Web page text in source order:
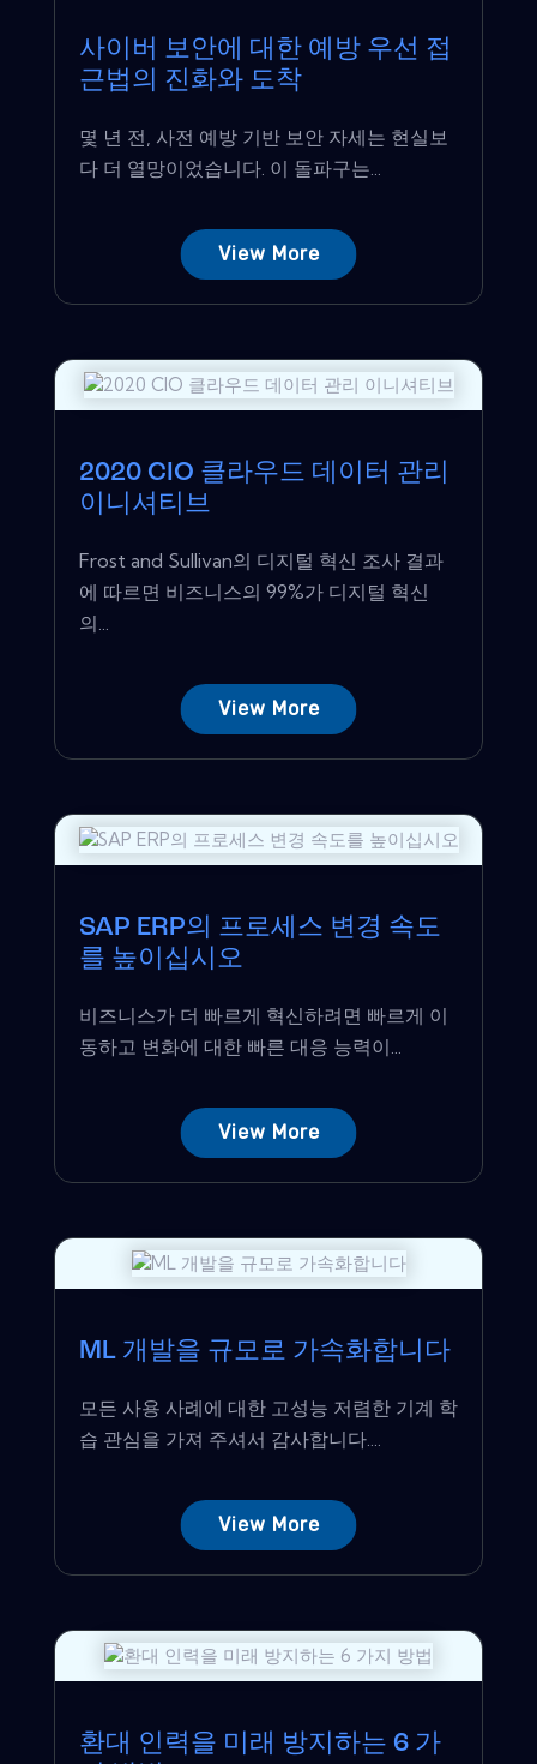
사이버 보안에 대한 예방 우선 접
근법의 진화와 도착
몇 년 전, 사전 예방 기반 보안 자세는 현실보
다 더 열망이었습니다. 이 돌파구는...
View More
2020 CIO 클라우드 데이터 관리
이니셔티브
Frost and Sullivan의 디지털 혁신 조사 결과
에 따르면 비즈니스의 99%가 디지털 혁신
의...
View More
SAP ERP의 프로세스 변경 속도
를 높이십시오
비즈니스가 더 빠르게 혁신하려면 빠르게 이
동하고 변화에 대한 빠른 대응 능력이...
View More
ML 개발을 규모로 가속화합니다
모든 사용 사례에 대한 고성능 저렴한 기계 학
습 관심을 가져 주셔서 감사합니다....
View More
환대 인력을 미래 방지하는 6 가